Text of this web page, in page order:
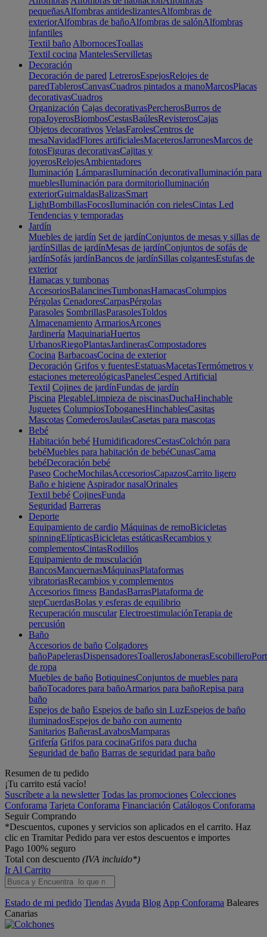
pequeñasAlfombras antideslizantesAlfombras de
exteriorAlfombras de bañoAlfombras de salónAlfombras
infantiles
Textil baño AlbornocesToallas
Textil cocina MantelesServilletas
Decoración
Decoración de pared LetrerosEspejosRelojes de
paredTablerosCanvasCuadros pintados a manoMarcosPlacas
decorativasCuadros
Organización Cajas decorativasPercherosBurros de
ropaJoyerosBiombosCestasBaúlesRevisterosCajas
Objetos decorativos VelasFarolesCentros de
mesaNavidadFlores artificialesMaceterosJarronesMarcos de
fotosFiguras decorativasCajitas y
joyerosRelojesAmbientadores
Iluminación LámparasIluminación decorativaIluminación para
mueblesIluminación para dormitorioIluminación
exteriorGuirnaldasBalizasSmart
LightBombillasFocosIluminación con rielesCintas Led
Tendencias y temporadas
Jardín
Muebles de jardín Set de jardínConjuntos de mesas y sillas de
jardínSillas de jardínMesas de jardínConjuntos de sofás de
jardínSofás jardínBancos de jardínSillas colgantesEstufas de
exterior
Hamacas y tumbonas
AccesoriosBalancinesTumbonasHamacasColumpios
Pérgolas CenadoresCarpasPérgolas
Parasoles SombrillasParasolesToldos
Almacenamiento ArmariosArcones
Jardinería MaquinariaHuertos
UrbanosRiegoPlantasJardinerasCompostadores
Cocina BarbacoasCocina de exterior
Decoración Grifos y fuentesEstatuasMacetasTermómetros y
estaciones metereológicasPanelesCesped Artificial
Textil Cojines de jardínFundas de jardín
Piscina PlegableLimpieza de piscinasDuchaHinchable
Juguetes ColumpiosToboganesHinchablesCasitas
Mascotas ComederosJaulasCasetas para mascotas
Bebé
Habitación bebé HumidificadoresCestasColchón para
bebéMuebles para habitación de bebéCunasCama
bebéDecoración bebé
Paseo CocheMochilasAccesoriosCapazosCarrito ligero
Baño e higiene Aspirador nasalOrinales
Textil bebé CojinesFunda
Seguridad Barreras
Deporte
Equipamiento de cardio Máquinas de remoBicicletas
spinningElípticasBicicletas estáticasRecambios y
complementosCintasRodillos
Equipamiento de musculación
BancosMancuernasMáquinasPlataformas
vibratoriasRecambios y complementos
Accesorios fitness BandasBarrasPlataforma de
stepCuerdasBolas y esferas de equilibrio
Recuperación muscular ElectroestimulaciónTerapia de
percusión
Baño
Accesorios de baño Colgadores
bañoPapelerasDispensadoresToallerosJabonerasEscobillero
de ropa
Muebles de baño BotiquinesConjuntos de muebles para
bañoTocadores para bañoArmarios para bañoRepisa para
baño
Espejos de baño Espejos de baño sin LuzEspejos de baño
iluminadosEspejos de baño con aumento
Sanitarios BañerasLavabosMamparas
Grifería Grifos para cocinaGrifos para ducha
Seguridad de baño Barras de seguridad para baño
Resumen de tu pedido
¡Tu carrito está vacío!
Suscríbete a la newsletter Todas las promociones Colecciones
Conforama Tarjeta Conforama Financiación Catálogos Conforama
Seguir Comprando
*Descuentos, cupones y servicios son aplicados en el carrito. Haz
clic en Tramitar Pedido para ver estos descuentos e importes
Pago 100% seguro
Total con descuento (IVA incluido*)
Ir Al Carrito
Estado de mi pedido Tiendas Ayuda Blog App Conforama Baleares
Canarias